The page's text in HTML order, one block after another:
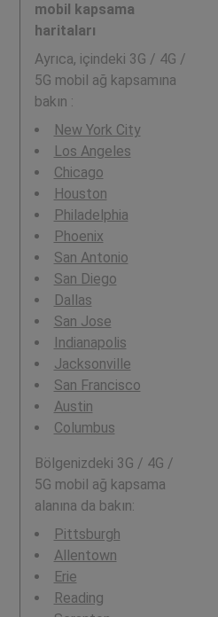
mobil kapsama
haritaları
Ayrıca, içindeki 3G / 4G /
5G mobil ağ kapsamına
bakın :
New York City
Los Angeles
Chicago
Houston
Philadelphia
Phoenix
San Antonio
San Diego
Dallas
San Jose
Indianapolis
Jacksonville
San Francisco
Austin
Columbus
Bölgenizdeki 3G / 4G /
5G mobil ağ kapsama
alanına da bakın:
Pittsburgh
Allentown
Erie
Reading